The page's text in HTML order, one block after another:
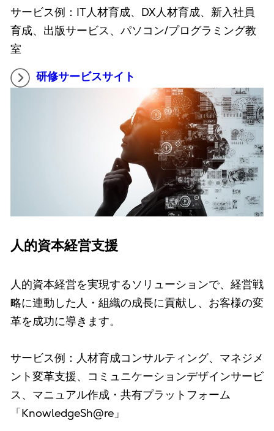
サービス例：IT人材育成、DX人材育成、新入社員
育成、出版サービス、パソコン/プログラミング教
室
研修サービスサイト
人的資本経営支援
人的資本経営を実現するソリューションで、経営戦
略に連動した人・組織の成長に貢献し、お客様の変
革を成功に導きます。
サービス例：人材育成コンサルティング、マネジメ
ント変革支援、コミュニケーションデザインサービ
ス、マニュアル作成・共有プラットフォーム
「KnowledgeSh@re」